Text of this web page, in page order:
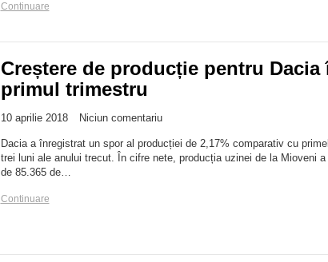
Continuare
Creștere de producție pentru Dacia
primul trimestru
10 aprilie 2018 Niciun comentariu
Dacia a înregistrat un spor al producției de 2,17% comparativ cu
trei luni ale anului trecut. În cifre nete, producția uzinei de la Mioveni
de 85.365 de…
Continuare